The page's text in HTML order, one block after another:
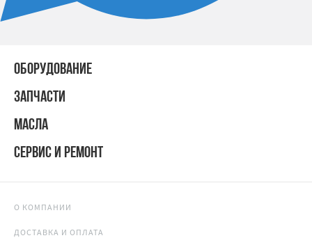
ОБОРУДОВАНИЕ
ЗАПЧАСТИ
МАСЛА
СЕРВИС И РЕМОНТ
О КОМПАНИИ
ДОСТАВКА И ОПЛАТА